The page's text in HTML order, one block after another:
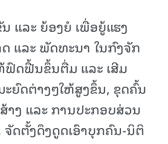
ແລະ ຍ້ອງຍໍ ເພື່ອຍູ້ແຮງ
ແລະ ພັດທະນາ ໃນກົງຈັກ
ດຟື້ນຂຶ້ນຕື່ມ ແລະ ເສີມ
ຍົດຕ່າງໆໃຫ້ສູງຂຶ້ນ, ຂຸດຄົ້ນ
ງ ແລະ ການປະກອບສ່ວນ
ດຕັ້ງດຶງດູດເອົາບຸກຄົນ-ນິຕິ